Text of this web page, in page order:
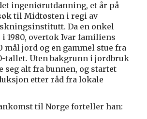
ingeniørutdanning, et år på
til Midtøsten i regi av
Da en onkel
1980, overtok Ivar familiens
mål jord og en gammel stue fra
tallet. Uten bakgrunn i jordbruk
seg alt fra bunnen, og startet
etter råd fra lokale
til Norge forteller han: